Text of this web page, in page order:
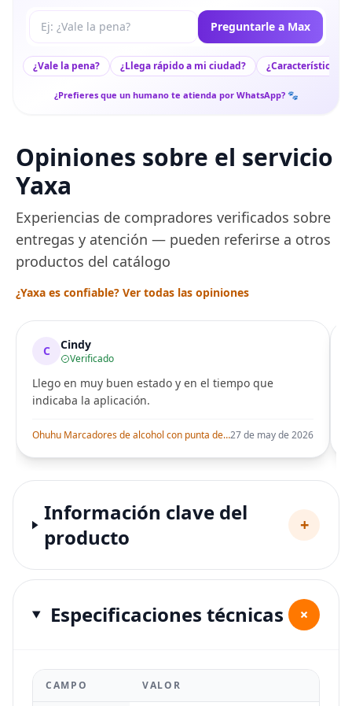
Tu pregunta a Max Preguntarle a Max
¿Vale la pena? ¿Llega rápido a mi ciudad? ¿Características
¿Prefieres que un humano te atienda por WhatsApp? 🐾
Opiniones sobre el servicio
Yaxa
Experiencias de compradores verificados sobre
entregas y atención — pueden referirse a otros
productos del catálogo
¿Yaxa es confiable? Ver todas las opiniones
C Cindy
Verificado
Llego en muy buen estado y en el tiempo que
indicaba la aplicación.
Ohuhu Marcadores de alcohol con punta de pincel – Juego de marcadores artísticos de doble punta con certificación AP para artistas adultos27 de may de 2026
Información clave del
producto
+
Especificaciones técnicas +
CAMPO VALOR